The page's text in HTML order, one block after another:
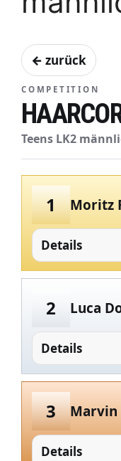
← zurück
COMPETITION
Teens LK2
1 Moritz
Details
2 Luca
Details
3 Marvin
Details